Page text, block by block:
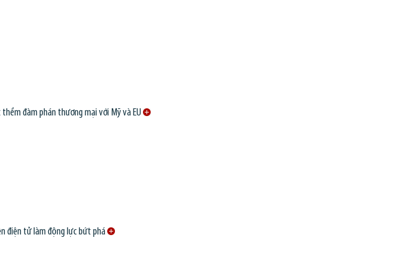
đàm phán thương mại với Mỹ và EU
điện tử làm động lực bứt phá